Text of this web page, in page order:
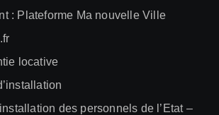
: Plateforme Ma nouvelle Ville
locative
des personnels de l’Etat –